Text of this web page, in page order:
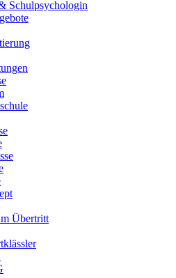
Schulpsychologin
Übertritt